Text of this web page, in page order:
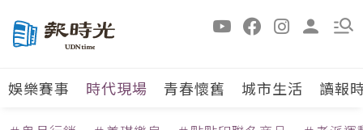
娛樂賽事 時代現場 青春懷舊 城市生活 讀報